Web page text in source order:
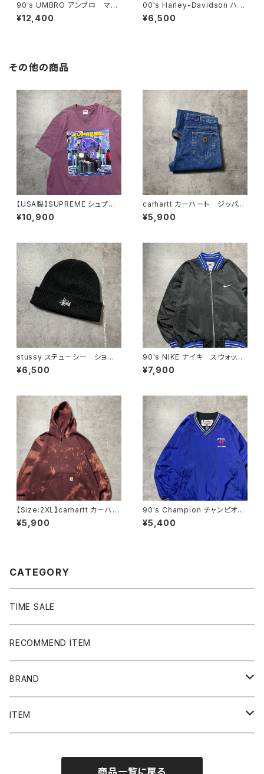
90's UMBRO アンブロ マン
チェスターユナイテッド イング
ランドプレミアリーグ ハーフジ
¥12,400
00's Harley-Davidson ハー
レーダビッドソン 両面プリン
ト イーグル コピーライト200
¥6,500
その他の商品
【USA製】SUPREME シュプリ
ーム サイケデリック アートグ
ラフィック プリント パープ
¥10,900
carhartt カーハート ジッパー
フライ 裏地ブランケット付き
レザーパッチ 濃紺 デニムパ
¥5,900
stussy ステューシー ショー
ンフォント 刺繍ロゴ アクリル
100% ブラック 黒 ニット
¥6,500
90's NIKE ナイキ スウォッシ
ュ 刺繍ワンポイント バック刺
繍 ラインリブ ブラック×ネイ
¥7,900
【Size:2XL】carhartt カーハー
ト ルーズフィット ラベルロ
ゴ ワインレッド ボルドー ス
¥5,900
90's Champion チャンピオ
ン 刺繍ロゴ ローカルテニス
チーム ラインリブ ブルー
¥5,400
CATEGORY
TIME SALE
RECOMMEND ITEM
BRAND
NIKE
ITEM
商品一覧に戻る